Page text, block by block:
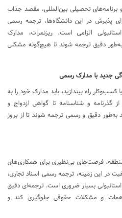
برنامه‌های تحصیلی بین‌المللی، مقصد جذاب
پذیرش در این دانشگاه‌ها، ترجمه رسمی
الزامی است. ریزنمرات، مدارک
به‌طور دقیق ترجمه شوند تا هیچ‌گونه مشکلی
جدید با مدارک رسمی
کسب‌وکار راه بیندازید، باید مدارک خود را به
گذرنامه و شناسنامه تا گواهی ازدواج و
به‌طور دقیق و رسمی ترجمه شوند تا از بروز
فرصت‌های بی‌نظیری برای همکاری‌های
در این زمینه، ترجمه رسمی اسناد تجاری،
استانبولی بسیار ضروری است. ترجمه‌ای دقیق
و مشکلات حقوقی جلوگیری کند و